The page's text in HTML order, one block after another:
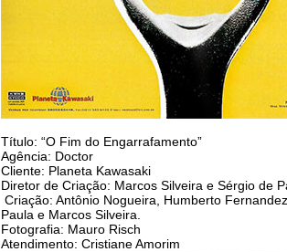
Título: “O Fim do Engarrafamento”
Agência: Doctor
Cliente: Planeta Kawasaki
Diretor de Criação: Marcos Silveira e Sérgio de
Criação: Antônio Nogueira, Humberto
Paula e Marcos Silveira.
Fotografia: Mauro Risch
Atendimento: Cristiane Amorim